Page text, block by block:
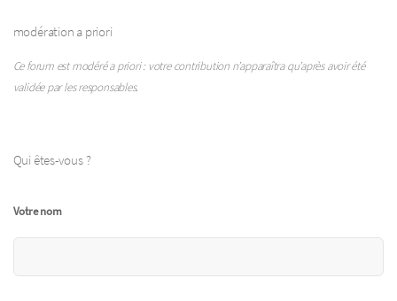
modération a priori
Ce forum est modéré a priori : votre contribution n’apparaîtra qu’après avoir été
validée par les responsables.
Qui êtes-vous ?
Votre nom